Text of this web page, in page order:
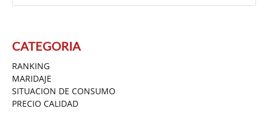
CATEGORIA
RANKING
MARIDAJE
SITUACION DE CONSUMO
PRECIO CALIDAD